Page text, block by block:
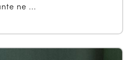
ne ...